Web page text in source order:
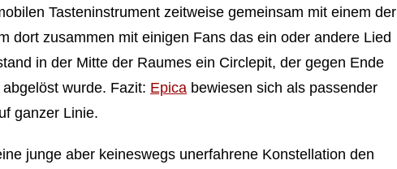
Tasteninstrument zeitweise gemeinsam mit einem der
dort zusammen mit einigen Fans das ein oder andere Lied
in der Mitte der Raumes ein Circlepit, der gegen Ende
wurde. Fazit: Epica bewiesen sich als passender
ganzer Linie.
junge aber keineswegs unerfahrene Konstellation den